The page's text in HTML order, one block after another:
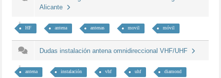
Alicante
HF antena antenas movil móvil
Dudas instalación antena omnidireccional VHF/UHF
antena instalación vhf uhf diamond